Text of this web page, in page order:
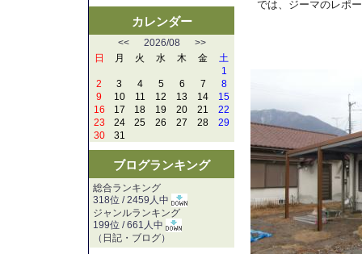
では、ジーマのレポ
カレンダー
<<2026/08 >>
日
月 火 水 木 金
土
1
2
3 4 5 6 7
8
9
10 11 12 13 14
15
16
17 18 19 20 21
22
23
24 25 26 27 28
29
30
31
ブログランキング
総合ランキング
318位 / 2459人中
ジャンルランキング
199位 / 661人中
（ 日記・ブログ）